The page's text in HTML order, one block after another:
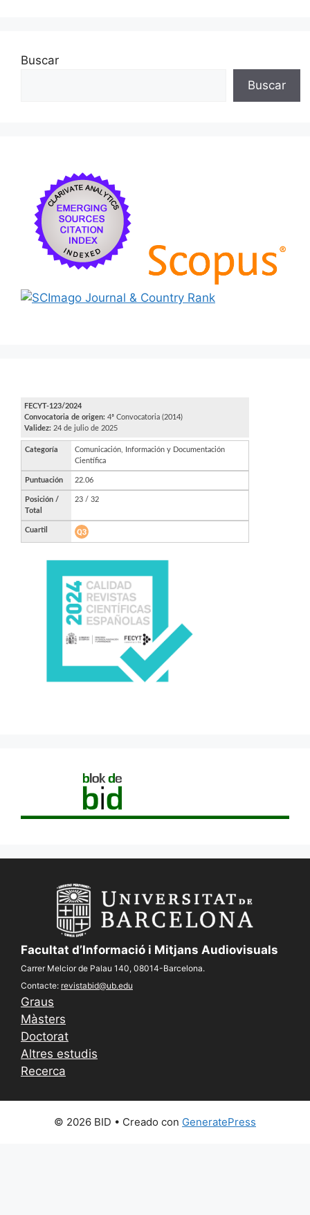
Buscar
Buscar
Facultat d’Informació i Mitjans Audiovisuals
Carrer Melcior de Palau 140, 08014-Barcelona.
Contacte: revistabid@ub.edu
Graus
Màsters
Doctorat
Altres estudis
Recerca
© 2026 BID • Creado con GeneratePress